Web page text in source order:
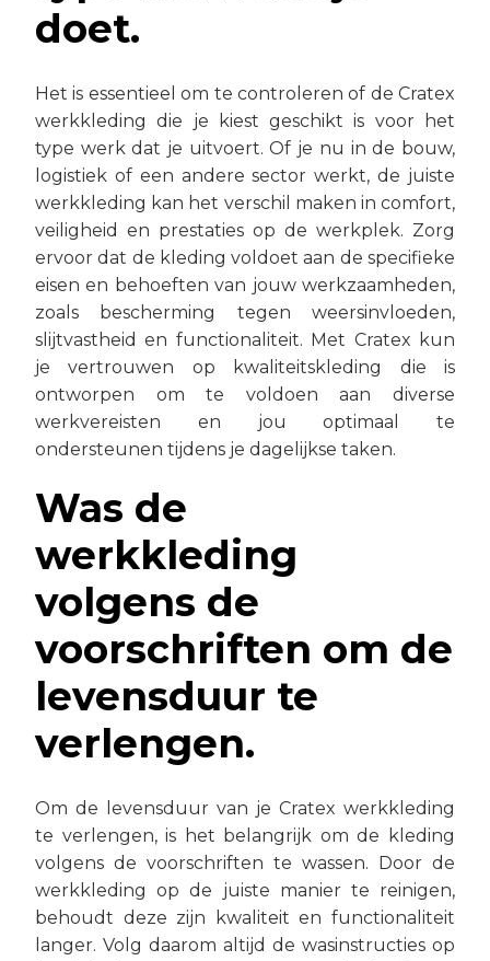
doet.
Het is essentieel om te controleren of de Cratex
werkkleding die je kiest geschikt is voor het
type werk dat je uitvoert. Of je nu in de bouw,
logistiek of een andere sector werkt, de juiste
werkkleding kan het verschil maken in comfort,
veiligheid en prestaties op de werkplek. Zorg
ervoor dat de kleding voldoet aan de specifieke
eisen en behoeften van jouw werkzaamheden,
zoals bescherming tegen weersinvloeden,
slijtvastheid en functionaliteit. Met Cratex kun
je vertrouwen op kwaliteitskleding die is
ontworpen om te voldoen aan diverse
werkvereisten en jou optimaal te
ondersteunen tijdens je dagelijkse taken.
Was de
werkkleding
volgens de
voorschriften om de
levensduur te
verlengen.
Om de levensduur van je Cratex werkkleding
te verlengen, is het belangrijk om de kleding
volgens de voorschriften te wassen. Door de
werkkleding op de juiste manier te reinigen,
behoudt deze zijn kwaliteit en functionaliteit
langer. Volg daarom altijd de wasinstructies op